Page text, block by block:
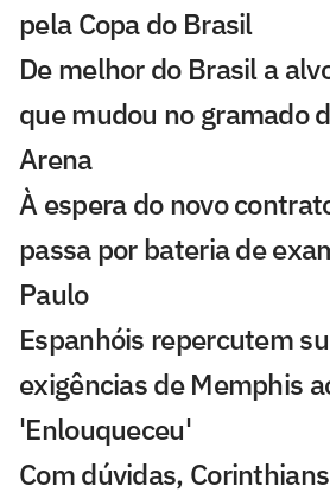
pela Copa do Brasil
De melhor do Brasil a
que mudou no gramado
Arena
À espera do novo
passa por bateria de
Paulo
Espanhóis repercutem
exigências de Memphis
'Enlouqueceu'
Com dúvidas,